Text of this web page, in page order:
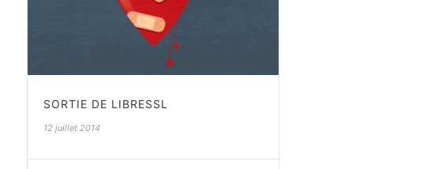
SORTIE DE LIBRESSL
12 juillet 2014